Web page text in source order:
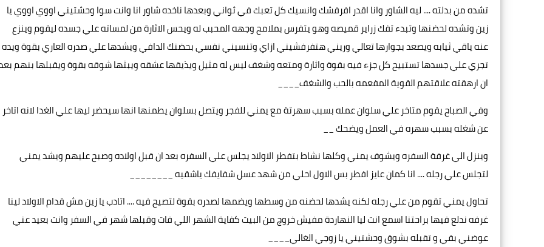
تشده من بدلته .... ليه الشاور وانا اقدر افرفشك وانسيك كل تعبك في ثواني وبعدها ناخده شاور انا وانت سوا وحشتيني اووي اووي يا
زين وتشده لحضنها وتبدء تفك زراير قميصه وهو يتفرس بملامح وجهه المحبب له ويحس الاثارة من لمساته علي جسده ليقوم وينزع
عنه ياقي ثيابه ويصعد بجوارها تعالي وريني هتفرفشيني ازاي وتنسيني نفسي بحضنك الدافي ويشدها علي صدره العاري بقوة ويده
تجري علي جسدها تستبيح كل جزء فيه بقوة واثارة ومتعه وشغف ليس له مثيل ويذيقها عشقه ويبثها شوقه بقوة ويقبلها بنهم
ان ارهقته علاقتهم القوية المفعمه بالحب والشغف____
وفي الصباح يقوم متاخر علي سلوان عمله بسبب سهرتة مع يمني للفجر ويتصل بسلوان يطمنها انها سيحضر ليها علي الغدا لانه اتاخر
عن شغله بسبب سهره في العمل ويضحك __
وينزل الي غرفة السفره ويشوف يمني وكلها نشاط بتفطر الاولاد يجلس علي السفره بعد ان قبل اولاده وصبح عليهم ويشد يمني
لتجلس علي رجله .... انا كمان عايز افطر بس الاول احلي من شهد عسل شفايفك ياشقيه ________
تحاول يمني تقوم من علي رجله لكنه يشدها لحضنه من وسطها ويضمها لصدره بقوة لتصيح فيه .... اتادب يا زين مش قدام الاولاد لينا
غرفه ندلع فيها براحتنا اسمع انت ليا النهاردة مفيش خروج من البيت كفاية الشهر اللي فات وقبلها شهر في السفر وانت بعيد عني
عوضني بقي و تقبله بشوق وحشتيني يا زوجي الغالي____